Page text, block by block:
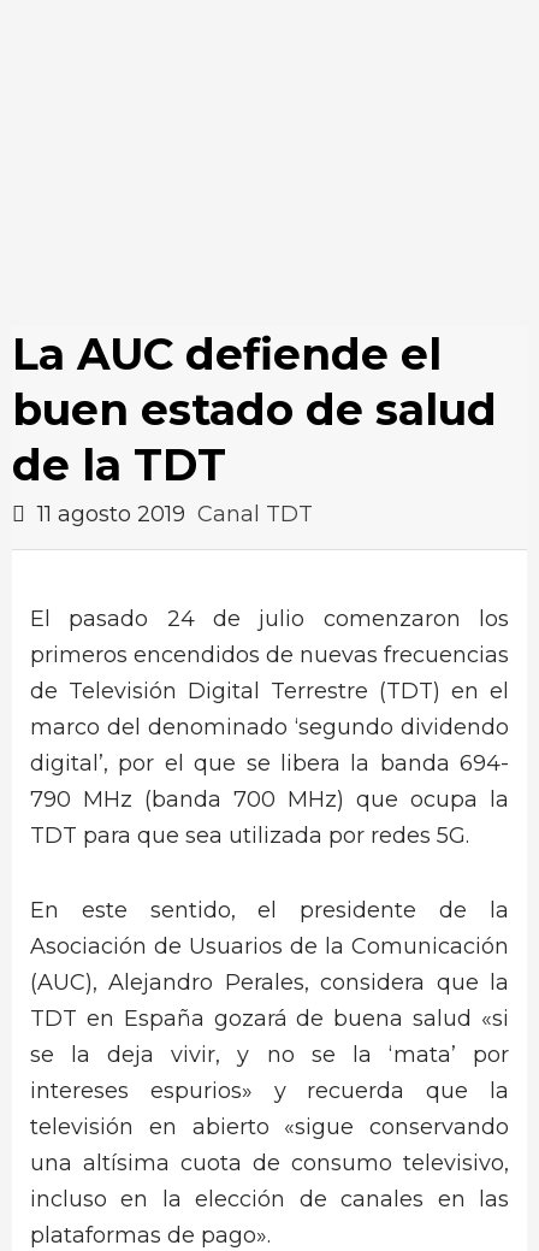
La AUC defiende el
buen estado de salud
de la TDT
11 agosto 2019 Canal TDT
El pasado 24 de julio comenzaron los
primeros encendidos de nuevas frecuencias
de Televisión Digital Terrestre (TDT) en el
marco del denominado ‘segundo dividendo
digital’, por el que se libera la banda 694-
790 MHz (banda 700 MHz) que ocupa la
TDT para que sea utilizada por redes 5G.
En este sentido, el presidente de la
Asociación de Usuarios de la Comunicación
(AUC), Alejandro Perales, considera que la
TDT en España gozará de buena salud «si
se la deja vivir, y no se la ‘mata’ por
intereses espurios» y recuerda que la
televisión en abierto «sigue conservando
una altísima cuota de consumo televisivo,
incluso en la elección de canales en las
plataformas de pago».